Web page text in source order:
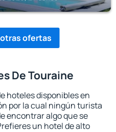
ofertas
De Touraine
hoteles disponibles en
por la cual ningún turista
encontrar algo que se
un hotel de alto